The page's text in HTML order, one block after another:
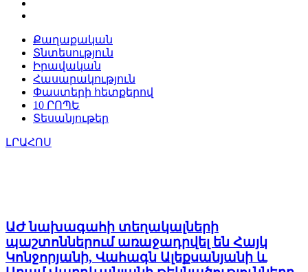
Քաղաքական
Տնտեսություն
Իրավական
Հասարակություն
Փաստերի հետքերով
10 ՐՈՊԵ
Տեսանյութեր
ԼՐԱՀՈՍ
ԱԺ նախագահի տեղակալների
պաշտոններում առաջադրվել են Հայկ
Կոնջորյանի, Վահագն Ալեքսանյանի և